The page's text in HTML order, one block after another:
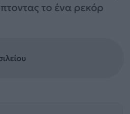
το ένα ρεκόρ